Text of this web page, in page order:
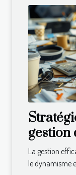
gestion
PME
La gestion
le dynamisme